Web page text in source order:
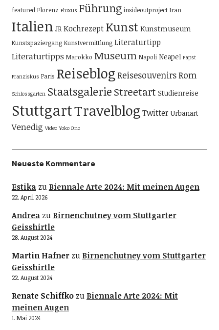
featured Florenz Fluxus Führung insideoutproject Iran
Italien JR Kochrezept Kunst Kunstmuseum
Kunstspaziergang Kunstvermittlung Literaturtipp
Literaturtipps Marokko Museum Napoli Neapel Papst
Franziskus Paris Reiseblog ReisesouvenirsRom
Schlossgarten Staatsgalerie Streetart Studienreise
StuttgartTravelblog Twitter Urbanart
Venedig Video Yoko Ono
Neueste Kommentare
Estikazu Biennale Arte 2024: Mit meinen Augen
22. April 2026
Andreazu Birnenchutney vom Stuttgarter
Geisshirtle
28. August 2024
Martin Hafnerzu Birnenchutney vom Stuttgarter
Geisshirtle
22. August 2024
Renate Schiffkozu Biennale Arte 2024: Mit
meinen Augen
1. Mai 2024